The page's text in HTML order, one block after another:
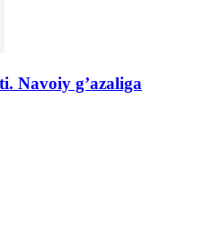
Navoiy g’azaliga